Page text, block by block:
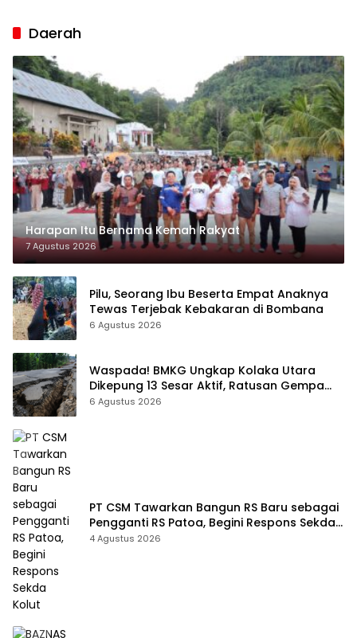
Daerah
Harapan Itu Bernama Kemah Rakyat
7 Agustus 2026
Pilu, Seorang Ibu Beserta Empat Anaknya
Tewas Terjebak Kebakaran di Bombana
6 Agustus 2026
Waspada! BMKG Ungkap Kolaka Utara
Dikepung 13 Sesar Aktif, Ratusan Gempa
Sudah Terekam
6 Agustus 2026
PT CSM Tawarkan Bangun RS Baru sebagai
Pengganti RS Patoa, Begini Respons Sekda
Kolut
4 Agustus 2026